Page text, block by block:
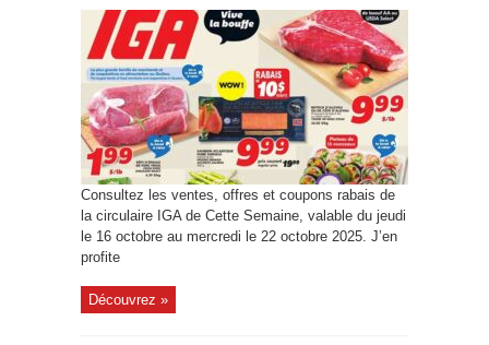
Consultez les ventes, offres et coupons rabais de
la circulaire IGA de Cette Semaine, valable du jeudi
le 16 octobre au mercredi le 22 octobre 2025. J’en
profite
Découvrez »